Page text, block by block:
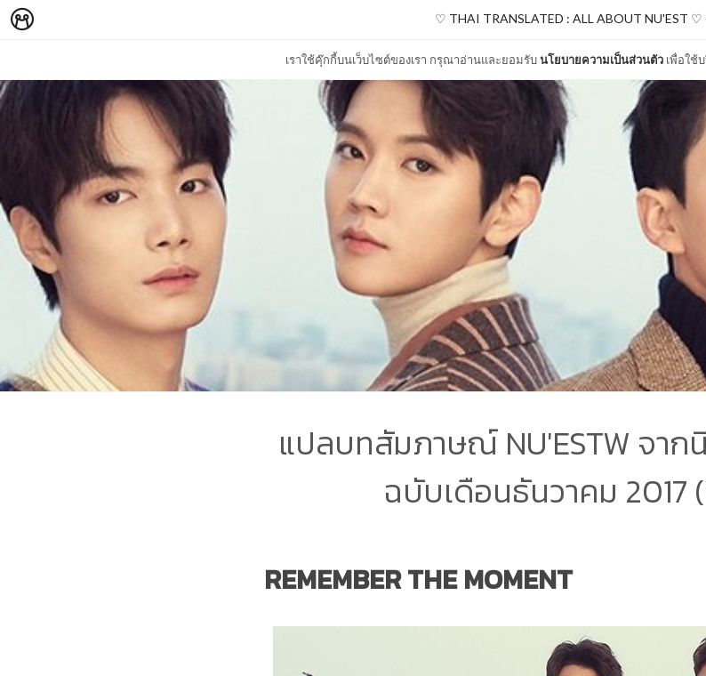
เราใช้คุ๊กกี้บนเว็บไซต์ของเรา กรุณาอ่านและยอมรับนโยบายความเป็นส่วนตัว เพื่อใช้
♡ THAI TRANSLATED : ALL ABOUT NU'EST ♡
แปลบทสัมภาษณ์ NU'ESTW จาก
ฉบับเดือนธันวาคม 2017
REMEMBER THE MOMENT